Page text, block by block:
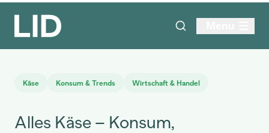
Käse Konsum & Trends Wirtschaft & Handel
Alles Käse – Konsum,